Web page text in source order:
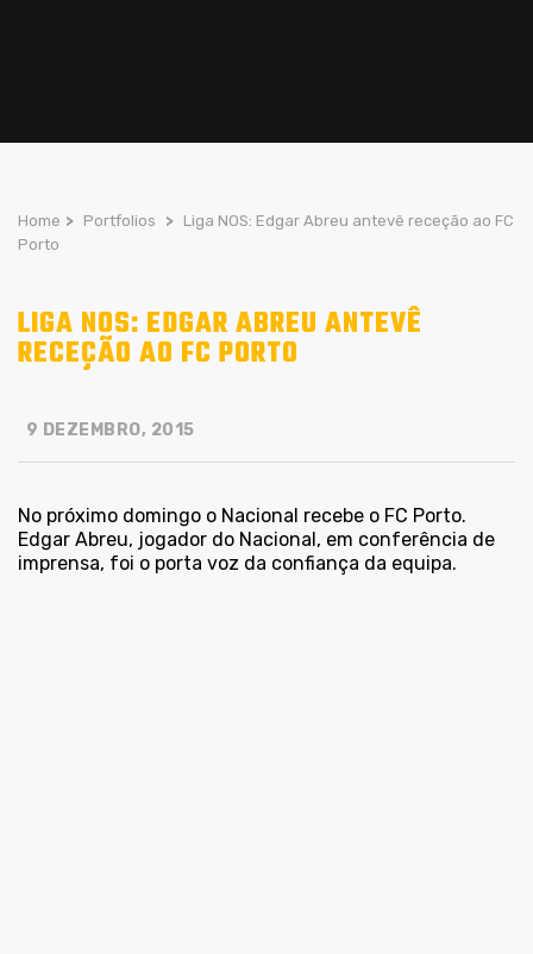
Home > Portfolios > Liga NOS: Edgar Abreu antevê receção ao FC
Porto
LIGA NOS: EDGAR ABREU ANTEVÊ
RECEÇÃO AO FC PORTO
9 DEZEMBRO, 2015
No próximo domingo o Nacional recebe o FC Porto.
Edgar Abreu, jogador do Nacional, em conferência de
imprensa, foi o porta voz da confiança da equipa.